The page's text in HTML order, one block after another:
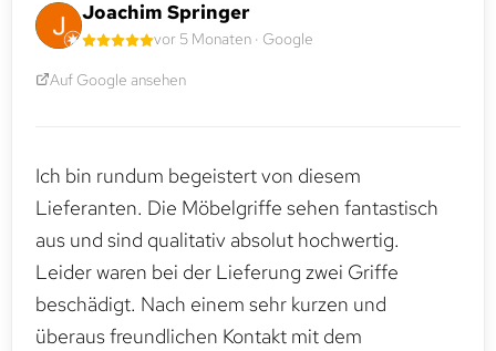
Joachim Springer
vor 5 Monaten · Google
Auf Google ansehen
Ich bin rundum begeistert von diesem
Lieferanten. Die Möbelgriffe sehen fantastisch
aus und sind qualitativ absolut hochwertig.
Leider waren bei der Lieferung zwei Griffe
beschädigt. Nach einem sehr kurzen und
überaus freundlichen Kontakt mit dem